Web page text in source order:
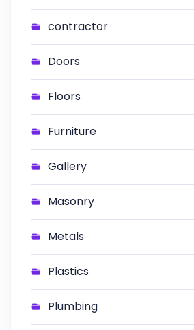
contractor
Doors
Floors
Furniture
Gallery
Masonry
Metals
Plastics
Plumbing